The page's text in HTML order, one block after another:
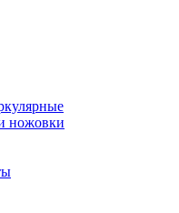
ножовки